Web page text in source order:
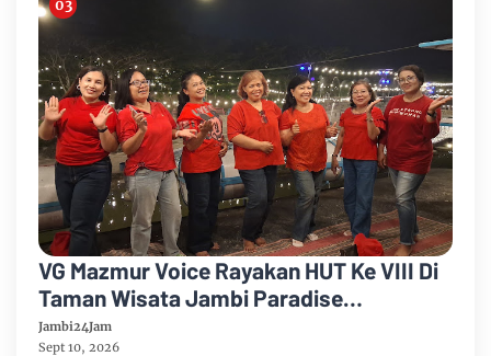
VG Mazmur Voice Rayakan HUT Ke VIII Di
Taman Wisata Jambi Paradise
Kabupaten Muarojambi
Jambi24Jam
Sept 10, 2026